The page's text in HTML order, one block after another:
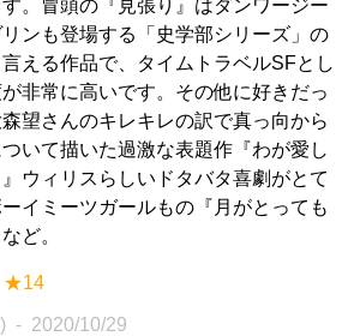
。冒頭の『見張り』はダンワージー
ンも登場する「史学部シリーズ」の
える作品で、タイムトラベルSFとし
非常に高いです。その他に好きだっ
望さんのキレキレの訳で真っ向から
いて描いた過激な表題作『わが愛し
ウィリスらしいドタバタ喜劇がとて
イミーツガールもの『月がとっても
ど。
★14
2020/10/29